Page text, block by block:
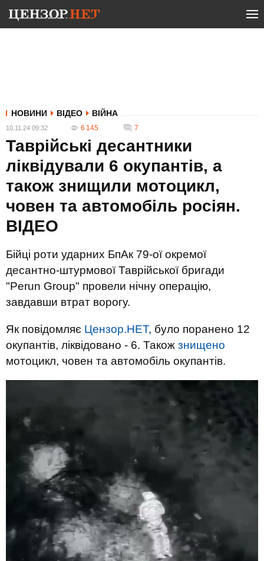
НОВИНИ ВІДЕО ВІЙНА
10.11.24 09:32 6 145 7
Таврійські десантники
ліквідували 6 окупантів, а
також знищили мотоцикл,
човен та автомобіль росіян.
ВIДЕО
Бійці роти ударних БпАк 79-ої окремої
десантно-штурмової Таврійської бригади
"Perun Group" провели нічну операцію,
завдавши втрат ворогу.
Як повідомляє Цензор.НЕТ, було поранено 12
окупантів, ліквідовано - 6. Також знищено
мотоцикл, човен та автомобіль окупантів.